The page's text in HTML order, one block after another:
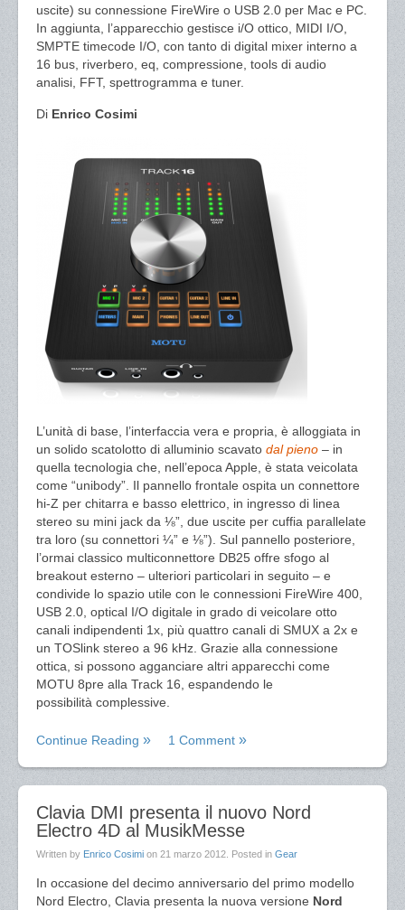
uscite) su connessione FireWire o USB 2.0 per Mac e PC.
In aggiunta, l’apparecchio gestisce i/O ottico, MIDI I/O,
SMPTE timecode I/O, con tanto di digital mixer interno a
16 bus, riverbero, eq, compressione, tools di audio
analisi, FFT, spettrogramma e tuner.
Di Enrico Cosimi
L’unità di base, l’interfaccia vera e propria, è alloggiata in
un solido scatolotto di alluminio scavato dal pieno – in
quella tecnologia che, nell’epoca Apple, è stata veicolata
come “unibody”. Il pannello frontale ospita un connettore
hi-Z per chitarra e basso elettrico, in ingresso di linea
stereo su mini jack da ⅛”, due uscite per cuffia parallelate
tra loro (su connettori ¼” e ⅛”). Sul pannello posteriore,
l’ormai classico multiconnettore DB25 offre sfogo al
breakout esterno – ulteriori particolari in seguito – e
condivide lo spazio utile con le connessioni FireWire 400,
USB 2.0, optical I/O digitale in grado di veicolare otto
canali indipendenti 1x, più quattro canali di SMUX a 2x e
un TOSlink stereo a 96 kHz. Grazie alla connessione
ottica, si possono agganciare altri apparecchi come
MOTU 8pre alla Track 16, espandendo le
possibilità complessive.
Continue Reading 1 Comment
Clavia DMI presenta il nuovo Nord
Electro 4D al MusikMesse
Written by Enrico Cosimi on 21 marzo 2012 . Posted in Gear
In occasione del decimo anniversario del primo modello
Nord Electro, Clavia presenta la nuova versione Nord